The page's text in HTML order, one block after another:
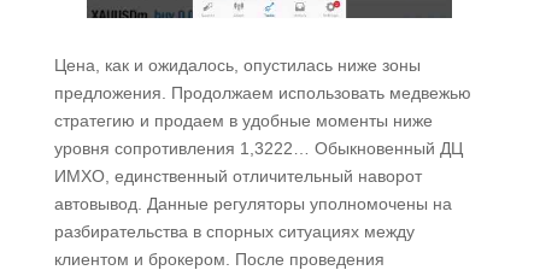
Цена, как и ожидалось, опустилась ниже зоны
предложения. Продолжаем использовать медвежью
стратегию и продаем в удобные моменты ниже
уровня сопротивления 1,3222… Обыкновенный ДЦ
ИМХО, единственный отличительный наворот
автовывод. Данные регуляторы уполномочены на
разбирательства в спорных ситуациях между
клиентом и брокером. После проведения